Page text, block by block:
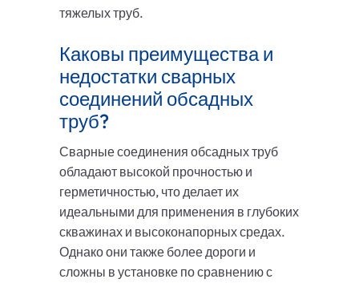
тяжелых труб.
Каковы преимущества и
недостатки сварных
соединений обсадных
труб?
Сварные соединения обсадных труб
обладают высокой прочностью и
герметичностью, что делает их
идеальными для применения в глубоких
скважинах и высоконапорных средах.
Однако они также более дороги и
сложны в установке по сравнению с